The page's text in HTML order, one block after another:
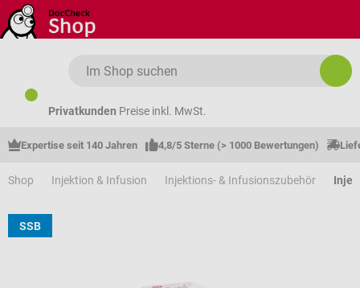
Zum Hauptinhalt springen
Privatkunden Preise inkl. MwSt.
Expertise seit 140 Jahren 4,8/5 Sterne (> 1000 Bewertungen)
Shop Injektion & Infusion Injektions- & Infusionszubehör
SSB